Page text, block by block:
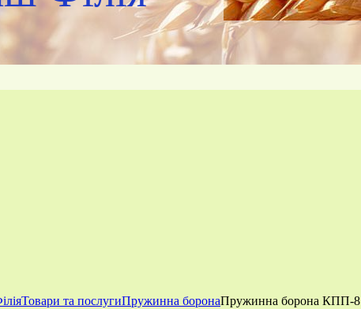
Товари та послугиПружинна боронаПружинна борона КПП-8